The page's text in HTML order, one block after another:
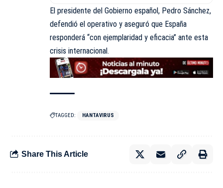
El presidente del Gobierno español, Pedro Sánchez,
defendió el operativo y aseguró que España
responderá “con ejemplaridad y eficacia” ante esta
crisis internacional.
TAGGED: HANTAVIRUS
Share This Article